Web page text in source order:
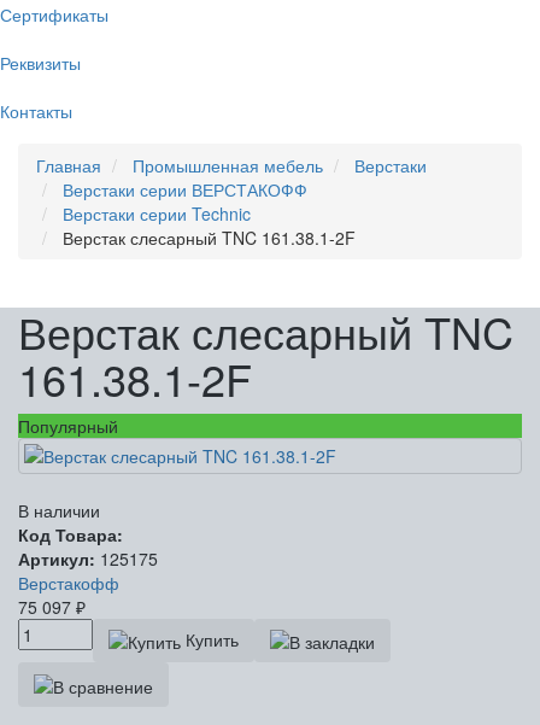
Сертификаты
Реквизиты
Контакты
Главная Промышленная мебель
Верстаки
Верстаки серии ВЕРСТАКОФФ
Верстаки серии Technic
Верстак слесарный TNC 161.38.1-2F
Верстак слесарный TNC
161.38.1-2F
Популярный
В наличии
Код Товара:
Артикул: 125175
Верстакофф
75 097 ₽
Купить